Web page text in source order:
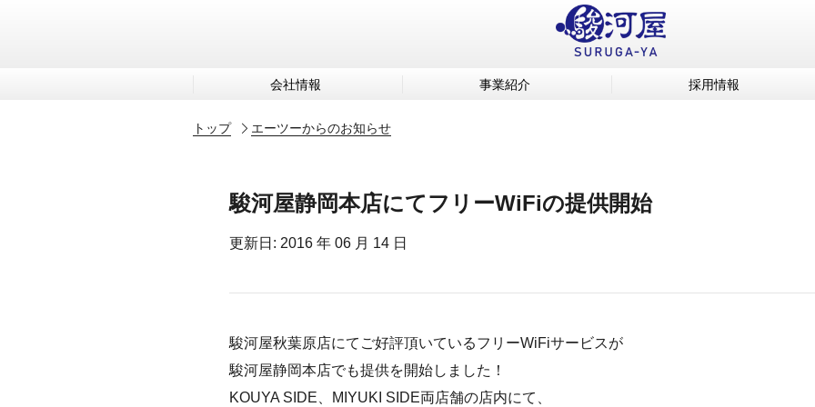
会社情報 事業紹介 採用情報
トップ エーツーからのお知らせ
駿河屋静岡本店にてフリーWiFiの提供開始
更新日: 2016 年 06 月 14 日
駿河屋秋葉原店にてご好評頂いているフリーWiFiサービスが
駿河屋静岡本店でも提供を開始しました！
KOUYA SIDE、MIYUKI SIDE両店舗の店内にて、